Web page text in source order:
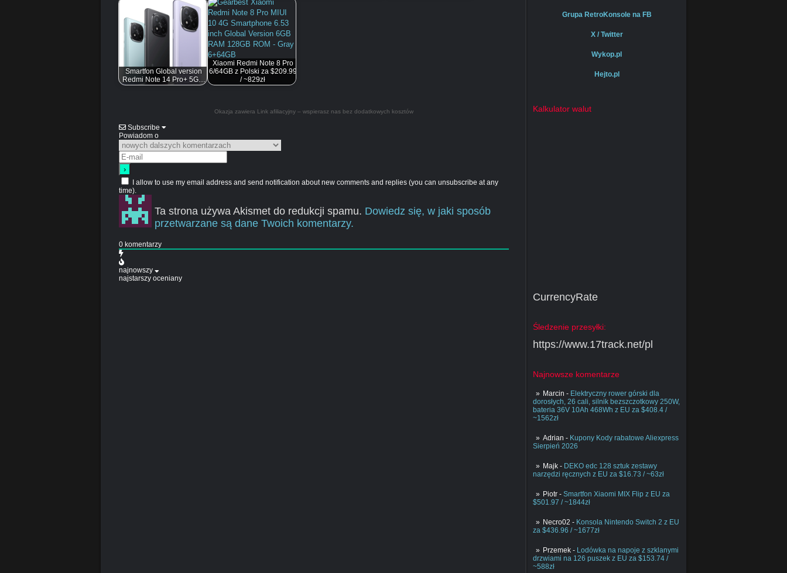
Grupa RetroKonsole na FB
X / Twitter
Wykop.pl
Hejto.pl
Kalkulator walut
CurrencyRate
Śledzenie przesyłki:
https://www.17track.net/pl
Najnowsze komentarze
Marcin - Elektryczny rower górski dla
dorosłych, 26 cali, silnik bezszczotkowy 250W,
bateria 36V 10Ah 468Wh z EU za $408.4 /
~1562zł
Adrian - Kupony Kody rabatowe Aliexpress
Sierpień 2026
Majk - DEKO edc 128 sztuk zestawy
narzędzi ręcznych z EU za $16.73 / ~63zł
Piotr - Smartfon Xiaomi MIX Flip z EU za
$501.97 / ~1844zł
Necro02 - Konsola Nintendo Switch 2 z EU
za $436.96 / ~1677zł
Przemek - Lodówka na napoje z szklanymi
drzwiami na 126 puszek z EU za $153.74 /
~588zł
Smartfon Global version
Redmi Note 14 Pro+ 5G…
Xiaomi Redmi Note 8 Pro
6/64GB z Polski za $209.99
/ ~829zł
Okazja zawiera Link afiliacyjny – wspierasz nas bez dodatkowych kosztów
Subscribe
Powiadom o
I allow to use my email address and send notification about new comments and replies (you can unsubscribe at any
time).
Ta strona używa Akismet do redukcji spamu. Dowiedz się, w jaki sposób
przetwarzane są dane Twoich komentarzy.
0 komentarzy
najnowszy
najstarszy oceniany